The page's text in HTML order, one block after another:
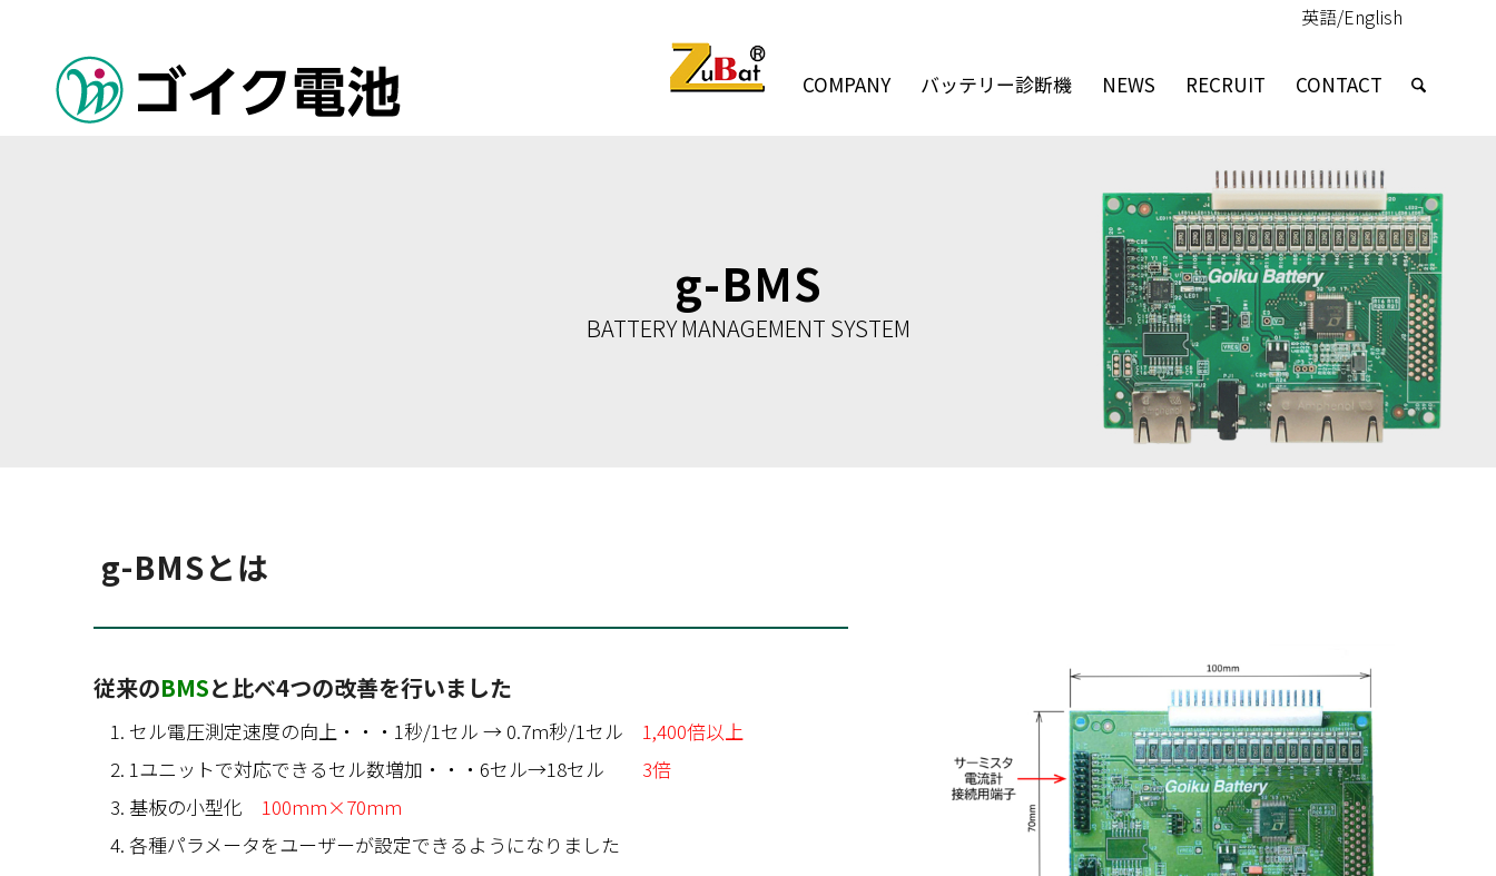
英語/English
COMPANY バッテリー診断機 NEWS RECRUIT CONTACT
g-BMS
BATTERY MANAGEMENT SYSTEM
g-BMSとは
従来のBMSと比べ4つの改善を行いました
セル電圧測定速度の向上・・・1秒/1セル → 0.7m秒/1セル 1,400倍以上
1ユニットで対応できるセル数増加・・・6セル→18セル
3倍
基板の小型化 100mm×70mm
各種パラメータをユーザーが設定できるようになりました